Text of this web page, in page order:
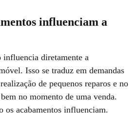
influenciam a
influencia diretamente a
Isso se traduz em demandas
de pequenos reparos e no
no momento de uma venda.
os acabamentos influenciam.